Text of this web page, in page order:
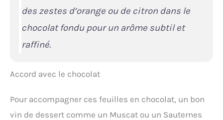
des zestes d’orange ou de citron dans le
chocolat fondu pour un arôme subtil et
raffiné.
Accord avec le chocolat
Pour accompagner ces feuilles en chocolat, un bon
vin de dessert comme un Muscat ou un Sauternes